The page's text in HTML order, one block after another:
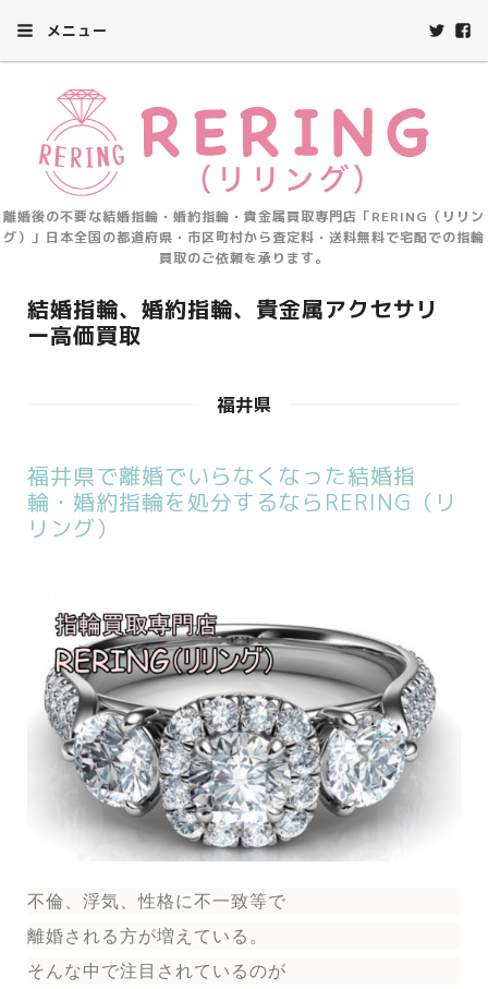
メニュー
離婚後の不要な結婚指輪・婚約指輪・貴金属買取専門店「RERING（リリン
グ）」日本全国の都道府県・市区町村から査定料・送料無料で宅配での指輪
買取のご依頼を承ります。
結婚指輪、婚約指輪、貴金属アクセサリ
ー高価買取
福井県
福井県で離婚でいらなくなった結婚指
輪・婚約指輪を処分するならRERING（リ
リング）
不倫、浮気、性格に不一致等で
離婚される方が増えている。
そんな中で注目されているのが